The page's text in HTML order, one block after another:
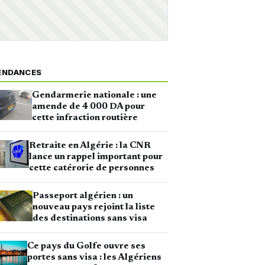
Gendarmerie nationale : une
amende de 4 000 DA pour
cette infraction routière
Retraite en Algérie : la CNR
lance un rappel important pour
cette catérorie de personnes
Passeport algérien : un
nouveau pays rejoint la liste
des destinations sans visa
Ce pays du Golfe ouvre ses
portes sans visa : les Algériens